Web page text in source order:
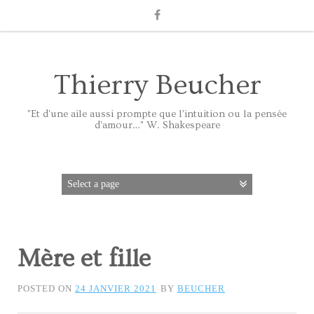
Thierry Beucher
"Et d'une aile aussi prompte que l'intuition ou la pensée
d'amour…" W. Shakespeare
Mère et fille
POSTED ON 24 JANVIER 2021 BY BEUCHER